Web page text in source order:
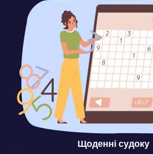
Щоденні судоку